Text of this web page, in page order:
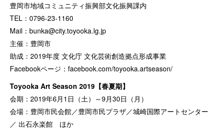
豊岡市地域コミュニティ振興部文化振興課内
TEL：0796-23-1160
Mail： bunka@city.toyooka.lg.jp
主催：豊岡市
助成：2019年度 文化庁 文化芸術創造拠点形成事業
Facebookページ： facebook.com/toyooka.artseason/
Toyooka Art Season 2019【春夏期】
会期：2019年6月1日（土）～9月30日（月）
会場：豊岡市民会館／豊岡市民プラザ／城崎国際アートセンター
／ 出石永楽館 ほか